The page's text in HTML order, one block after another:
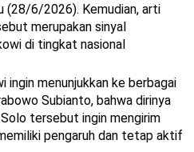
(28/6/2026). Kemudian, arti
merupakan sinyal
di tingkat nasional
ingin menunjukkan ke berbagai
Subianto, bahwa dirinya
tersebut ingin mengirim
pengaruh dan tetap aktif